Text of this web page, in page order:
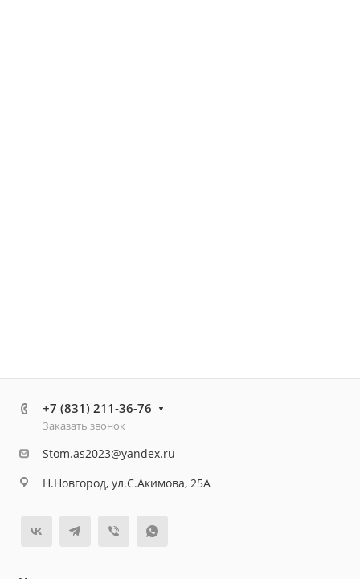
+7 (831) 211-36-76
Заказать звонок
Stom.as2023@yandex.ru
Н.Новгород, ул.С.Акимова, 25А